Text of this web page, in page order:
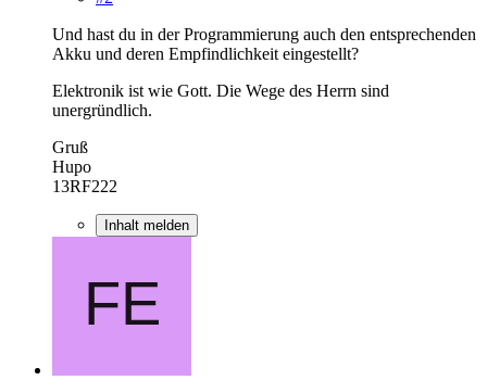
Und hast du in der Programmierung auch den entsprechenden
Akku und deren Empfindlichkeit eingestellt?
Elektronik ist wie Gott. Die Wege des Herrn sind
unergründlich.
Gruß
Hupo
13RF222
Inhalt melden